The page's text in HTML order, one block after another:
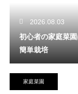
2026.08.03
初心者の家庭菜
簡単栽培
家庭菜園